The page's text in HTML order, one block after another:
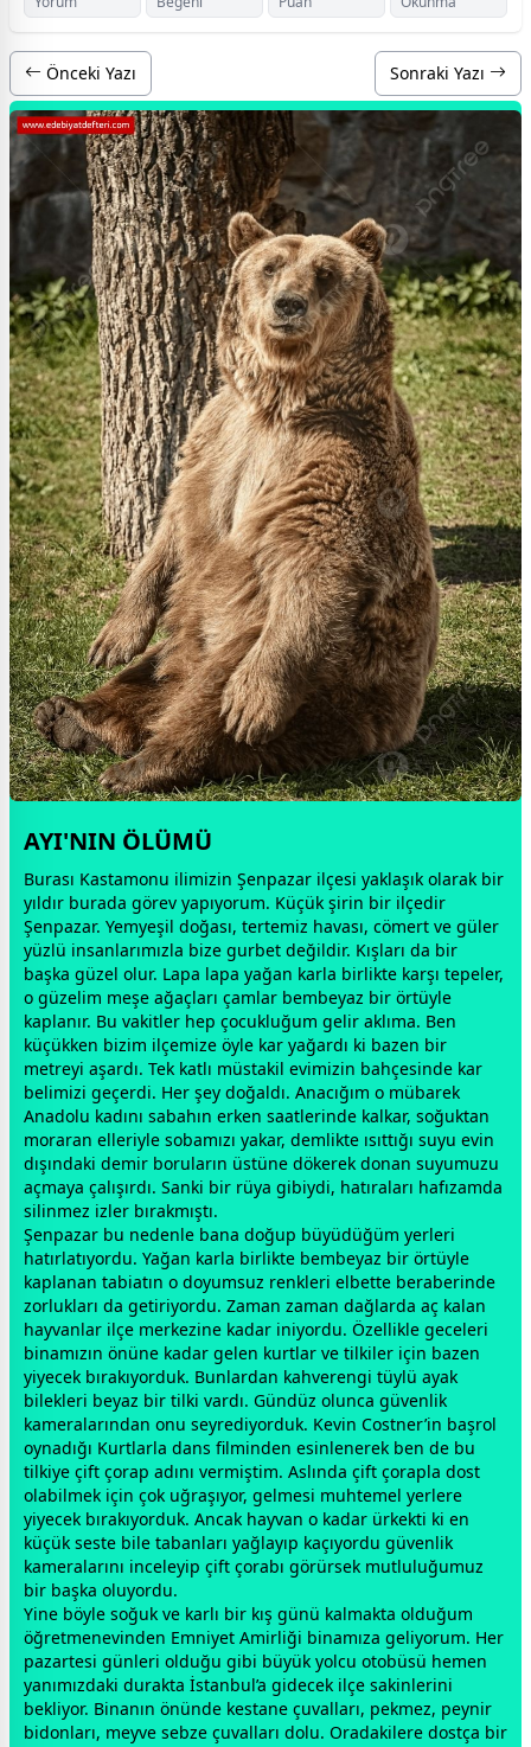
Önceki Yazı Sonraki Yazı
AYI'NIN ÖLÜMÜ
Burası Kastamonu ilimizin Şenpazar ilçesi yaklaşık olarak bir
yıldır burada görev yapıyorum. Küçük şirin bir ilçedir
Şenpazar. Yemyeşil doğası, tertemiz havası, cömert ve güler
yüzlü insanlarımızla bize gurbet değildir. Kışları da bir
başka güzel olur. Lapa lapa yağan karla birlikte karşı tepeler,
o güzelim meşe ağaçları çamlar bembeyaz bir örtüyle
kaplanır. Bu vakitler hep çocukluğum gelir aklıma. Ben
küçükken bizim ilçemize öyle kar yağardı ki bazen bir
metreyi aşardı. Tek katlı müstakil evimizin bahçesinde kar
belimizi geçerdi. Her şey doğaldı. Anacığım o mübarek
Anadolu kadını sabahın erken saatlerinde kalkar, soğuktan
moraran elleriyle sobamızı yakar, demlikte ısıttığı suyu evin
dışındaki demir boruların üstüne dökerek donan suyumuzu
açmaya çalışırdı. Sanki bir rüya gibiydi, hatıraları hafızamda
silinmez izler bırakmıştı.
Şenpazar bu nedenle bana doğup büyüdüğüm yerleri
hatırlatıyordu. Yağan karla birlikte bembeyaz bir örtüyle
kaplanan tabiatın o doyumsuz renkleri elbette beraberinde
zorlukları da getiriyordu. Zaman zaman dağlarda aç kalan
hayvanlar ilçe merkezine kadar iniyordu. Özellikle geceleri
binamızın önüne kadar gelen kurtlar ve tilkiler için bazen
yiyecek bırakıyorduk. Bunlardan kahverengi tüylü ayak
bilekleri beyaz bir tilki vardı. Gündüz olunca güvenlik
kameralarından onu seyrediyorduk. Kevin Costner’in başrol
oynadığı Kurtlarla dans filminden esinlenerek ben de bu
tilkiye çift çorap adını vermiştim. Aslında çift çorapla dost
olabilmek için çok uğraşıyor, gelmesi muhtemel yerlere
yiyecek bırakıyorduk. Ancak hayvan o kadar ürkekti ki en
küçük seste bile tabanları yağlayıp kaçıyordu güvenlik
kameralarını inceleyip çift çorabı görürsek mutluluğumuz
bir başka oluyordu.
Yine böyle soğuk ve karlı bir kış günü kalmakta olduğum
öğretmenevinden Emniyet Amirliği binamıza geliyorum. Her
pazartesi günleri olduğu gibi büyük yolcu otobüsü hemen
yanımızdaki durakta İstanbul’a gidecek ilçe sakinlerini
bekliyor. Binanın önünde kestane çuvalları, pekmez, peynir
bidonları, meyve sebze çuvalları dolu. Oradakilere dostça bir